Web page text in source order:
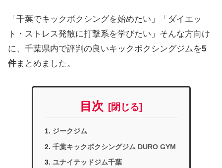
「千葉でキックボクシングを始めたい」「ダイエッ
ト・ストレス発散に打撃系を学びたい」そんな方向け
に、千葉県内で評判の良いキックボクシングジムを5
件まとめました。
目次
ジークジム
千葉キックボクシングジム DURO GYM
ユナイテッドジム千葉